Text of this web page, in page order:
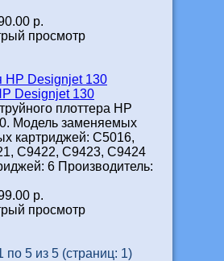
р.
просмотр
Designjet 130
плоттера HP
Модель заменяемых
картриджей: C5016,
C9422, C9423, C9424
6 Производитель:
р.
просмотр
по 5 из 5 (страниц: 1)